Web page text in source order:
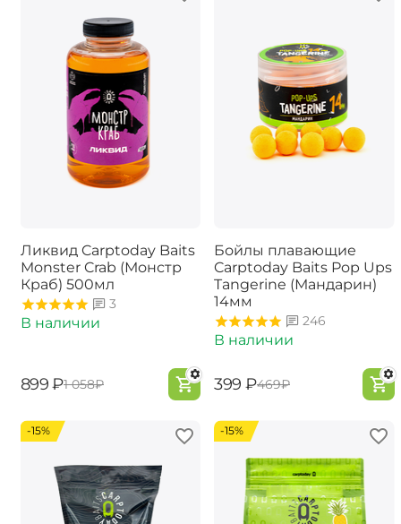
Ликвид Carptoday Baits
Monster Crab (Монстр
Краб) 500мл
3
В наличии
‍899‍ ₽‍1 058‍₽
Бойлы плавающие
Carptoday Baits Pop Ups
Tangerine (Мандарин)
14мм
246
В наличии
‍399‍ ₽‍469‍₽
-15% -15%